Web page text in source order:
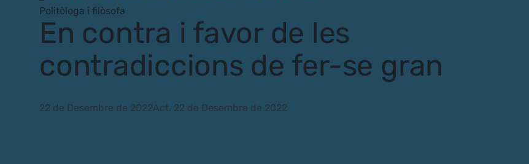
Politòloga i filòsofa
En contra i favor de les
contradiccions de fer-se gran
22 de Desembre de 2022Act. 22 de Desembre de 2022